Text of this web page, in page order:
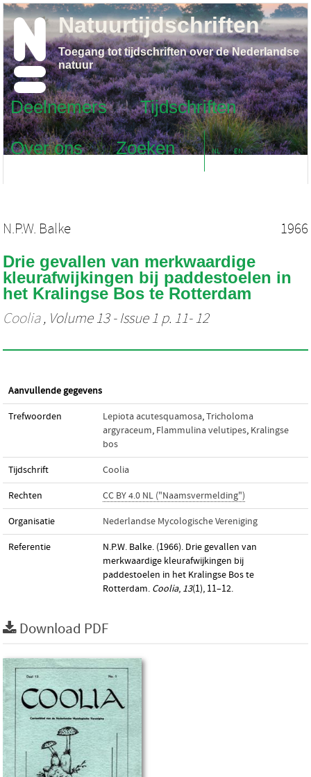
Deelnemers
Tijdschriften
Over ons
Zoeken NL EN
Natuurtijdschriften
Toegang tot tijdschriften over de Nederlandse
natuur
N.P.W. Balke 1966
Drie gevallen van merkwaardige
kleurafwijkingen bij paddestoelen in
het Kralingse Bos te Rotterdam
Coolia, Volume 13 - Issue 1 p. 11- 12
Aanvullende gegevens
Trefwoorden Lepiota acutesquamosa,Tricholoma
argyraceum, Flammulina velutipes, Kralingse
bos
Tijdschrift Coolia
Rechten CC BY 4.0 NL ("Naamsvermelding")
Organisatie Nederlandse Mycologische Vereniging
Referentie
N.P.W. Balke. (1966). Drie gevallen van
merkwaardige kleurafwijkingen bij
paddestoelen in het Kralingse Bos te
Rotterdam. Coolia, 13(1), 11–12.
Download PDF